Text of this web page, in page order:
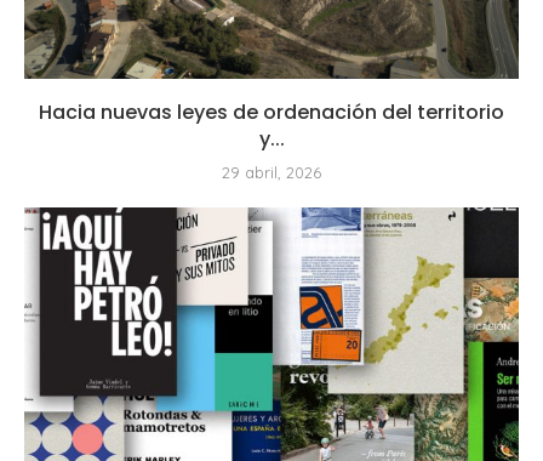
Hacia nuevas leyes de ordenación del territorio
y...
29 abril, 2026